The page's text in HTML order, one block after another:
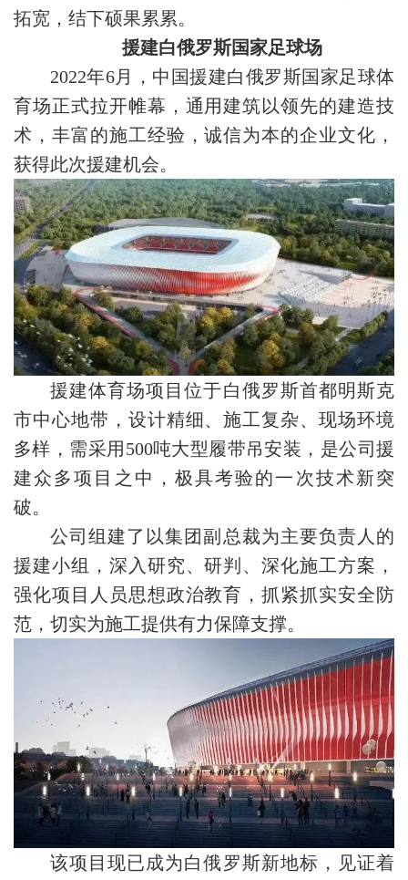
拓宽，结下硕果累累。
援建白俄罗斯国家足球场
2022年6月，中国援建白俄罗斯国家足球体
育场正式拉开帷幕，通用建筑以领先的建造技
术，丰富的施工经验，诚信为本的企业文化，
获得此次援建机会。
援建体育场项目位于白俄罗斯首都明斯克
市中心地带，设计精细、施工复杂、现场环境
多样，需采用500吨大型履带吊安装，是公司援
建众多项目之中，极具考验的一次技术新突
破。
公司组建了以集团副总裁为主要负责人的
援建小组，深入研究、研判、深化施工方案，
强化项目人员思想政治教育，抓紧抓实安全防
范，切实为施工提供有力保障支撑。
该项目现已成为白俄罗斯新地标，见证着